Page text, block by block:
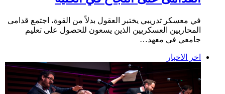
في معسكر تدريبي يختبر العقول بدلاً من القوة، اجتمع قدامى
المحاربين العسكريين الذين يسعون للحصول على تعليم
جامعي في معهد…
اخر الاخبار